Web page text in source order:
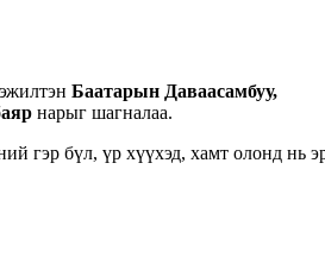
Баатарын Даваасамбуу,
нарыг шагналаа.
гэр бүл, үр хүүхэд, хамт олонд нь